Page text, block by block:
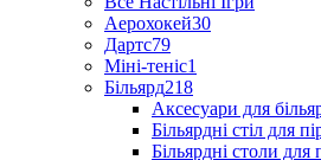
Аерохокей30
Дартс79
Міні-теніс1
Більярд218
Аксесуари для
Більярдні стіл для
Більярдні столи